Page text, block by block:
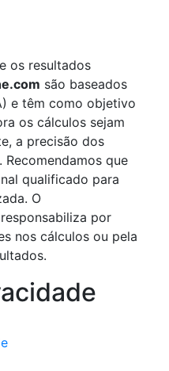
os resultados
são baseados
e têm como objetivo
os cálculos sejam
a precisão dos
que
qualificado para
O
por
nos cálculos ou pela